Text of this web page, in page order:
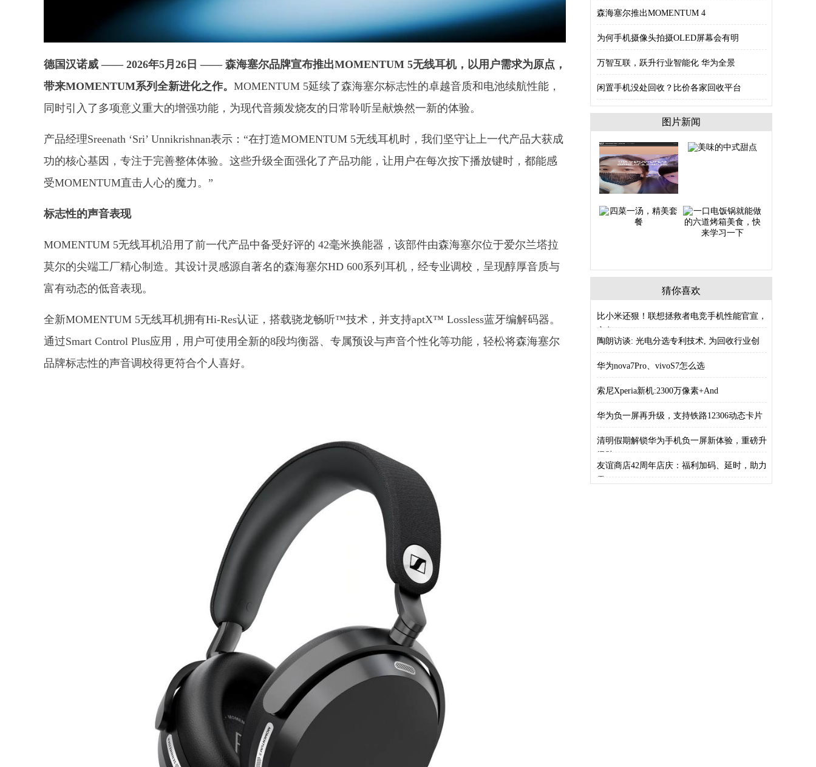
德国汉诺威 —— 2026年5月26日 —— 森海塞尔品牌宣布推出MOMENTUM 5无线耳机，以用户需求为原点，
带来MOMENTUM系列全新进化之作。 MOMENTUM 5延续了森海塞尔标志性的卓越音质和电池续航性能，
同时引入了多项意义重大的增强功能，为现代音频发烧友的日常聆听呈献焕然一新的体验。
产品经理Sreenath ‘Sri’ Unnikrishnan表示：“在打造MOMENTUM 5无线耳机时，我们坚守让上一代产品大获成
功的核心基因，专注于完善整体体验。这些升级全面强化了产品功能，让用户在每次按下播放键时，都能感
受MOMENTUM直击人心的魔力。”
标志性的声音表现
MOMENTUM 5无线耳机沿用了前一代产品中备受好评的 42毫米换能器，该部件由森海塞尔位于爱尔兰塔拉
莫尔的尖端工厂精心制造。其设计灵感源自著名的森海塞尔HD 600系列耳机，经专业调校，呈现醇厚音质与
富有动态的低音表现。
全新MOMENTUM 5无线耳机拥有Hi-Res认证，搭载骁龙畅听™技术，并支持aptX™ Lossless蓝牙编解码器。
通过Smart Control Plus应用，用户可使用全新的8段均衡器、专属预设与声音个性化等功能，轻松将森海塞尔
品牌标志性的声音调校得更符合个人喜好。
森海塞尔推出MOMENTUM 4
为何手机摄像头拍摄OLED屏幕会有明
万智互联，跃升行业智能化 华为全景
闲置手机没处回收？比价各家回收平台
图片新闻
猜你喜欢
比小米还狠！联想拯救者电竞手机性能官宣，
安兔
陶朗访谈: 光电分选专利技术, 为回收行业创
华为nova7Pro、vivoS7怎么选
索尼Xperia新机:2300万像素+And
华为负一屏再升级，支持铁路12306动态卡片
清明假期解锁华为手机负一屏新体验，重磅升
级助
友谊商店42周年店庆：福利加码、延时，助力
零